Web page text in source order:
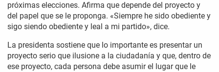
próximas elecciones. Afirma que depende del proyecto y
del papel que se le proponga. «Siempre he sido obediente y
sigo siendo obediente y leal a mi partido», dice.
La presidenta sostiene que lo importante es presentar un
proyecto serio que ilusione a la ciudadanía y que, dentro de
ese proyecto, cada persona debe asumir el lugar que le